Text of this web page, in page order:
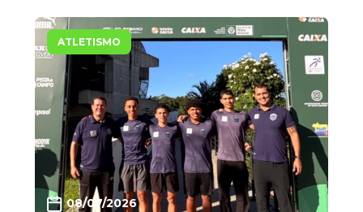
ATLETISMO
08/07/2026